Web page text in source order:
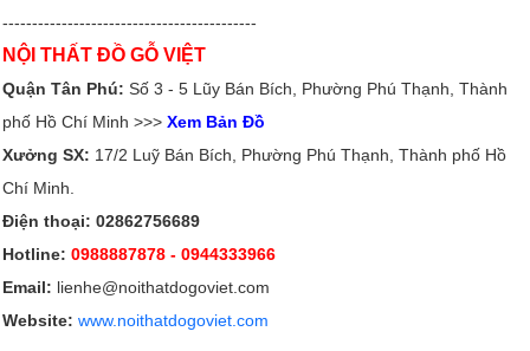
-------------------------------------------
NỘI THẤT ĐỒ GỖ VIỆT
Quận Tân Phú: Số 3 - 5 Lũy Bán Bích, Phường Phú Thạnh, Thành
phố Hồ Chí Minh >>> Xem Bản Đồ
Xưởng SX: 17/2 Luỹ Bán Bích, Phường Phú Thạnh, Thành phố Hồ
Chí Minh.
Điện thoại: 02862756689
Hotline:0988887878 - 0944333966
Email: lienhe@noithatdogoviet.com
Website: www.noithatdogoviet.com